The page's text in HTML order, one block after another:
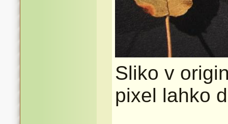
Sliko v
pixel lahko